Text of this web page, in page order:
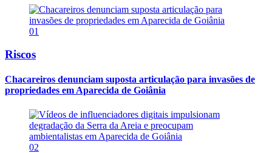
01
Riscos
Chacareiros denunciam suposta articulação para invasões de
propriedades em Aparecida de Goiânia
02